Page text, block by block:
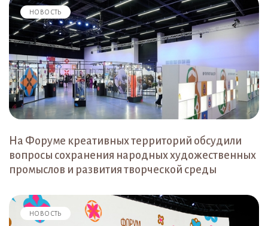
НОВОСТЬ
На Форуме креативных территорий обсудили
вопросы сохранения народных художественных
промыслов и развития творческой среды
НОВОСТЬ